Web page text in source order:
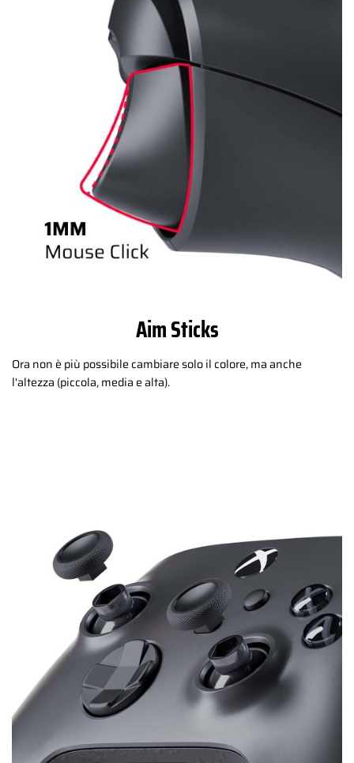
Aim Sticks
Ora non è più possibile cambiare solo il colore, ma anche
l'altezza (piccola, media e alta).